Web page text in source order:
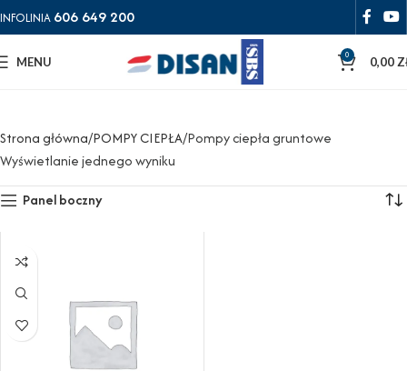
INFOLINIA 606 649 200
MENU 0 0,00
Strona główna POMPY CIEPŁA Pompy ciepła gruntowe
Wyświetlanie jednego wyniku
Panel boczny